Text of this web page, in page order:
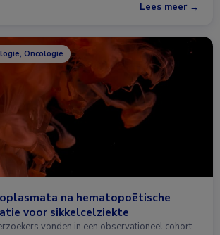
Lees meer →
Oncologie
na hematopoëtische
voor sikkelcelziekte
vonden in een observationeel cohort